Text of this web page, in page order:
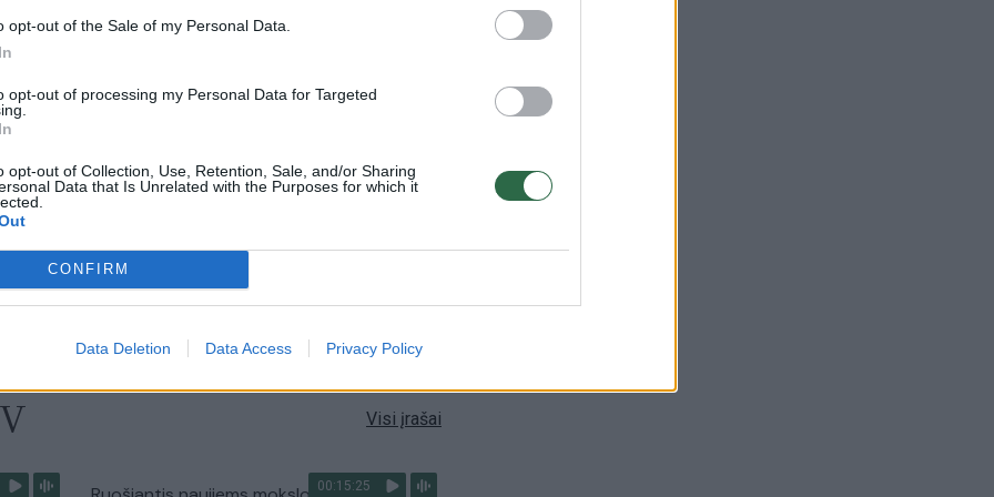
opt-out of the Sale of my Personal Data.
opt-out of processing my Personal Data for Targeted
opt-out of Collection, Use, Retention, Sale, and/or Sharing
Data that Is Unrelated with the Purposes for which it
CONFIRM
Data Deletion Data Access Privacy Policy
Prancūzijoje sustabdytas gaisro plitimas:
dėl karščių pavojus dar neišnyko
Italijos: baiminamasi naujos migrantų
bangos
Visi įrašai
00:15:25